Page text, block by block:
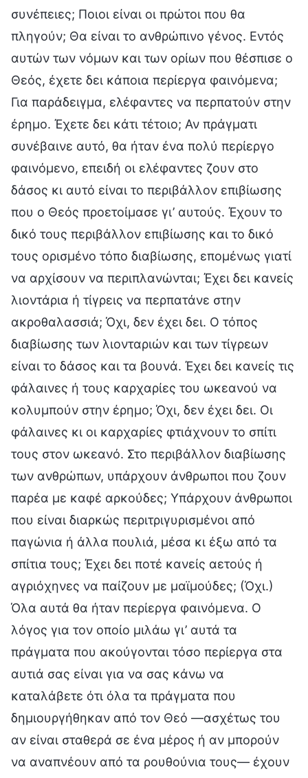
συνέπειες; Ποιοι είναι οι πρώτοι που θα
πληγούν; Θα είναι το ανθρώπινο γένος. Εντός
αυτών των νόμων και των ορίων που θέσπισε ο
Θεός, έχετε δει κάποια περίεργα φαινόμενα;
Για παράδειγμα, ελέφαντες να περπατούν στην
έρημο. Έχετε δει κάτι τέτοιο; Αν πράγματι
συνέβαινε αυτό, θα ήταν ένα πολύ περίεργο
φαινόμενο, επειδή οι ελέφαντες ζουν στο
δάσος κι αυτό είναι το περιβάλλον επιβίωσης
που ο Θεός προετοίμασε γι’ αυτούς. Έχουν το
δικό τους περιβάλλον επιβίωσης και το δικό
τους ορισμένο τόπο διαβίωσης, επομένως γιατί
να αρχίσουν να περιπλανώνται; Έχει δει κανείς
λιοντάρια ή τίγρεις να περπατάνε στην
ακροθαλασσιά; Όχι, δεν έχει δει. Ο τόπος
διαβίωσης των λιονταριών και των τίγρεων
είναι το δάσος και τα βουνά. Έχει δει κανείς τις
φάλαινες ή τους καρχαρίες του ωκεανού να
κολυμπούν στην έρημο; Όχι, δεν έχει δει. Οι
φάλαινες κι οι καρχαρίες φτιάχνουν το σπίτι
τους στον ωκεανό. Στο περιβάλλον διαβίωσης
των ανθρώπων, υπάρχουν άνθρωποι που ζουν
παρέα με καφέ αρκούδες; Υπάρχουν άνθρωποι
που είναι διαρκώς περιτριγυρισμένοι από
παγώνια ή άλλα πουλιά, μέσα κι έξω από τα
σπίτια τους; Έχει δει ποτέ κανείς αετούς ή
αγριόχηνες να παίζουν με μαϊμούδες; (Όχι.)
Όλα αυτά θα ήταν περίεργα φαινόμενα. Ο
λόγος για τον οποίο μιλάω γι’ αυτά τα
πράγματα που ακούγονται τόσο περίεργα στα
αυτιά σας είναι για να σας κάνω να
καταλάβετε ότι όλα τα πράγματα που
δημιουργήθηκαν από τον Θεό —ασχέτως του
αν είναι σταθερά σε ένα μέρος ή αν μπορούν
να αναπνέουν από τα ρουθούνια τους— έχουν